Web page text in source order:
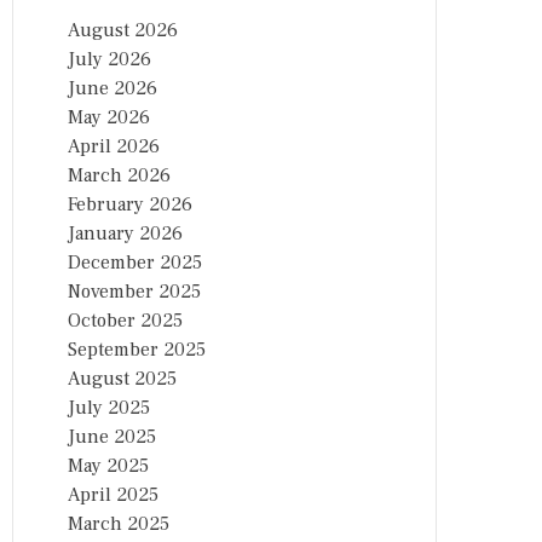
August 2026
July 2026
June 2026
May 2026
April 2026
March 2026
February 2026
January 2026
December 2025
November 2025
October 2025
September 2025
August 2025
July 2025
June 2025
May 2025
April 2025
March 2025